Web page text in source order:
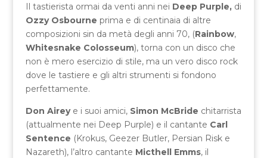
Il tastierista ormai da venti anni nei Deep Purple,di
Ozzy Osbourne prima e di centinaia di altre
composizioni sin da metà degli anni 70, (Rainbow,
Whitesnake Colosseum), torna con un disco che
non è mero esercizio di stile, ma un vero disco rock
dove le tastiere e gli altri strumenti si fondono
perfettamente.
Don Aireye i suoi amici, Simon McBride chitarrista
(attualmente nei Deep Purple) e il cantante Carl
Sentence (Krokus, Geezer Butler, Persian Risk e
Nazareth), l’altro cantante Micthell Emms, il